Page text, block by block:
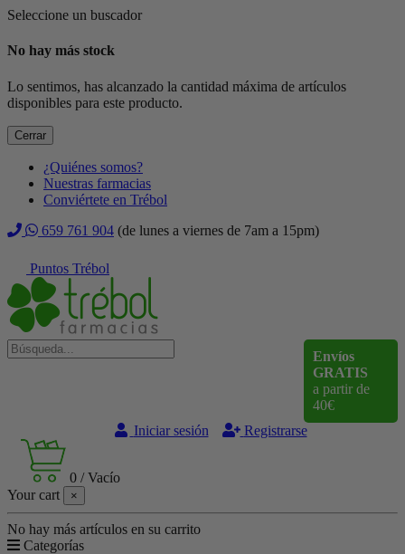
Seleccione un buscador
No hay más stock
Lo sentimos, has alcanzado la cantidad máxima de artículos
disponibles para este producto.
Cerrar
¿Quiénes somos?
Nuestras farmacias
Conviértete en Trébol
659 761 904 (de lunes a viernes de 7am a 15pm)
Puntos Trébol
Envíos
GRATIS
a partir de
40€
Iniciar sesión
Registrarse
0 /Vacío
Your cart
×
No hay más artículos en su carrito
Categorías